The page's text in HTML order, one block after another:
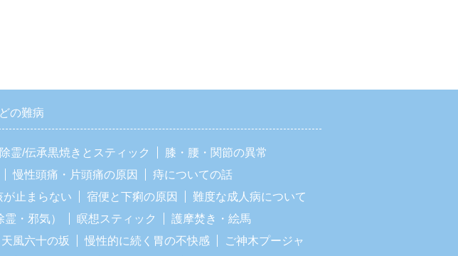
の難病
霊/伝承黒焼きとスティック
膝・腰・関節の異常
慢性頭痛・片頭痛の原因
痔についての話
が止まらない 宿便と下痢の原因
難度な成人病について
・邪気） 瞑想スティック
護摩焚き・絵馬
天風六十の坂 慢性的に続く胃の不快感
ご神木プージャ